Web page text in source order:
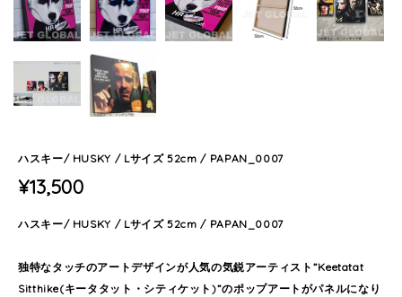
ハスキー/ HUSKY / Lサイズ 52cm / PAPAN_0007
¥13,500
ハスキー/ HUSKY / Lサイズ 52cm / PAPAN_0007
独特なタッチのアートデザインが人気の気鋭アーティスト”Keetatat
Sitthike(キータタット・シティケット)”のポップアートがパネルになり